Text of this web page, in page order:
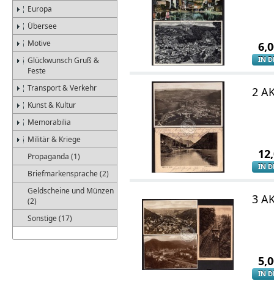
Europa
Übersee
Motive
Glückwunsch Gruß &
Feste
Transport & Verkehr
Kunst & Kultur
Memorabilia
Militär & Kriege
Propaganda (1)
Briefmarkensprache (2)
Geldscheine und Münzen
(2)
Sonstige (17)
IN
2
IN
3
IN